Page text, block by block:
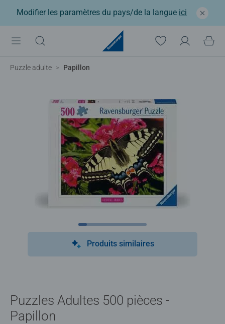
Modifier les paramètres du pays/de la langue ici
Puzzle adulte Papillon
Produits similaires
Puzzles Adultes 500 pièces -
Papillon